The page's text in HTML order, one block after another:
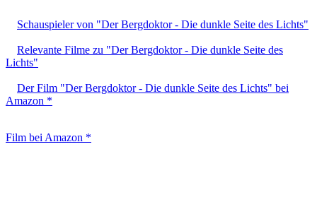
Schauspieler von "Der Bergdoktor - Die dunkle Seite des Lichts"
Relevante Filme zu "Der Bergdoktor - Die dunkle Seite des
Lichts"
Der Film "Der Bergdoktor - Die dunkle Seite des Lichts" bei
Amazon *
Film bei Amazon *